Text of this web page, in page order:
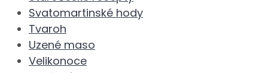
Svatomartinské hody
Tvaroh
Uzené maso
Velikonoce